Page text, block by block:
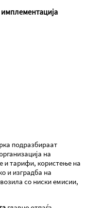
подразбираат
на
и тарифи, користење на
и изградба на
со ниски емисии,